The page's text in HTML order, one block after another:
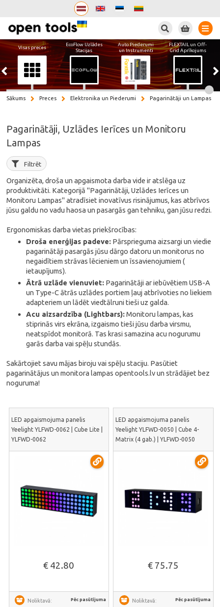
Visas preces
EcoFlow Uzlādes
Stacijas
Auto Piederumi
un Instrumenti
FLEXTAIL un Off-
Grid Aprīkojums
Sākums Preces Elektronika un Piederumi Pagarinātāji un Lampas
Pagarinātāji, Uzlādes Ierīces un Monitoru
Lampas
Filtrēt
Organizēta, droša un apgaismota darba vide ir atslēga uz
produktivitāti. Kategorijā "Pagarinātāji, Uzlādes Ierīces un
Monitoru Lampas" atradīsiet inovatīvus risinājumus, kas atbrīvos
jūsu galdu no vadu haosa un pasargās gan tehniku, gan jūsu redzi.
Ergonomiskas darba vietas priekšrocības:
Droša enerģijas padeve: Pārsprieguma aizsargi un viedie
pagarinātāji pasargās jūsu dārgo datoru un monitorus no
negaidītiem strāvas lēcieniem un īssavienojumiem (
ietaupījums).
Ātrā uzlāde vienuviet: Pagarinātāji ar iebūvētiem USB-A
un Type-C ātrās uzlādes portiem ļauj atbrīvoties no liekiem
adapteriem un lādēt viedtālruni tieši uz galda.
Acu aizsardzība (Lightbars):Monitoru lampas, kas
stiprinās virs ekrāna, izgaismo tieši jūsu darba virsmu,
neatspīdot monitorā. Tas krasi samazina acu nogurumu
garās darba vai spēļu stundās.
Sakārtojiet savu mājas biroju vai spēļu staciju. Pasūtiet
pagarinātājus un monitora lampas opentools.lv un strādājiet bez
noguruma!
LED apgaismojuma panelis
Yeelight YLFWD-0062 | Cube Lite |
YLFWD-0062
€ 42.80
Noliktavā: Pēc pasūtījuma
LED apgaismojuma panelis
Yeelight YLFWD-0050 | Cube 4-
Matrix (4 gab.) | YLFWD-0050
€ 75.75
Noliktavā: Pēc pasūtījuma